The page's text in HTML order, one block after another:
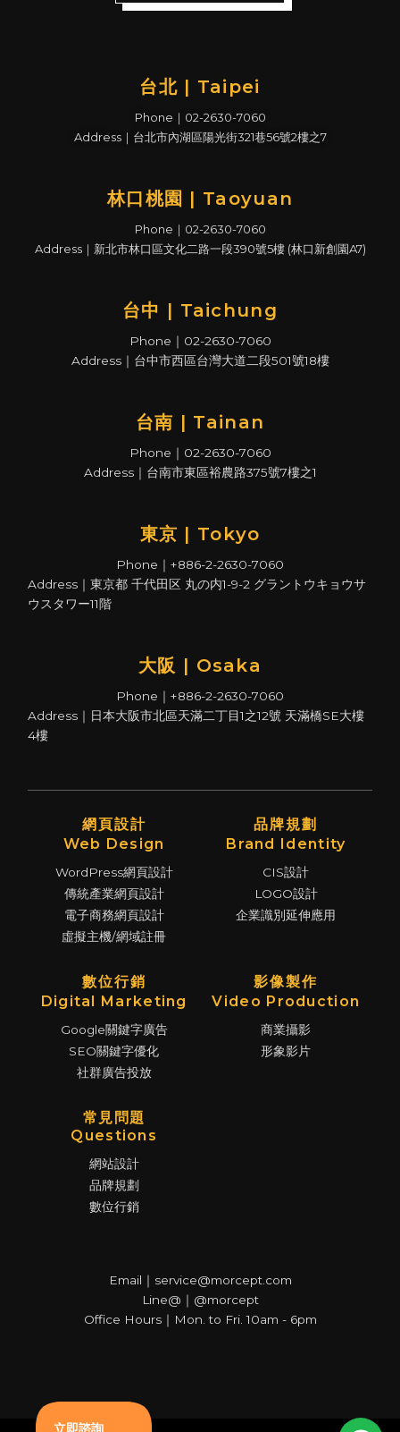
台北 | Taipei
Phone｜02-2630-7060
Address｜台北市內湖區陽光街321巷56號2樓之7
林口桃園 | Taoyuan
Phone｜02-2630-7060
Address｜新北市林口區文化二路一段390號5樓 (林口新創園A7)
台中 | Taichung
Phone｜02-2630-7060
Address｜台中市西區台灣大道二段501號18樓
台南 | Tainan
Phone｜02-2630-7060
Address｜台南市東區裕農路375號7樓之1
東京 | Tokyo
Phone｜+886-2-2630-7060
Address｜東京都 千代田区 丸の内1-9-2 グラントウキョウサ
ウスタワー11階
大阪 | Osaka
Phone｜+886-2-2630-7060
Address｜日本大阪市北區天滿二丁目1之12號 天滿橋SE大樓
4樓
網頁設計
Web Design
WordPress網頁設計
傳統產業網頁設計
電子商務網頁設計
虛擬主機/網域註冊
品牌規劃
Brand Identity
CIS設計
LOGO設計
企業識別延伸應用
數位行銷
Digital Marketing
Google關鍵字廣告
SEO關鍵字優化
社群廣告投放
影像製作
Video Production
商業攝影
形象影片
常見問題
Questions
網站設計
品牌規劃
數位行銷
Email｜service@morcept.com
Line@｜@morcept
Office Hours｜Mon. to Fri. 10am - 6pm